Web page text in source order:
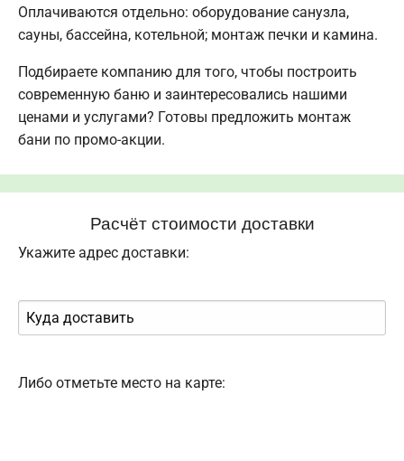
Оплачиваются отдельно: оборудование санузла,
сауны, бассейна, котельной; монтаж печки и камина.
Подбираете компанию для того, чтобы построить
современную баню и заинтересовались нашими
ценами и услугами? Готовы предложить монтаж
бани по промо-акции.
Расчёт стоимости доставки
Укажите адрес доставки:
Либо отметьте место на карте: